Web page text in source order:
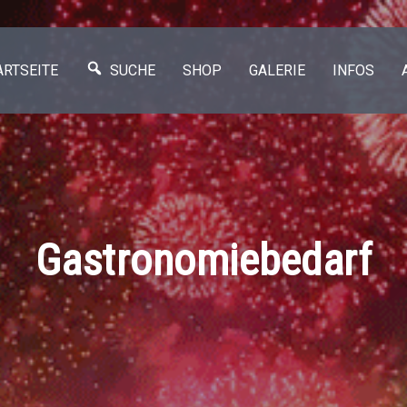
SUCHE SHOP GALERIE INFOS
Gastronomiebedarf